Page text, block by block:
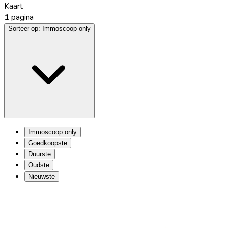
Kaart
1 pagina
Sorteer op: Immoscoop only
Immoscoop only
Goedkoopste
Duurste
Oudste
Nieuwste